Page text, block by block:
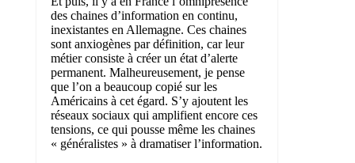
des chaines d’information en continu,
inexistantes en Allemagne. Ces chaines
sont anxiogènes par définition, car leur
métier consiste à créer un état d’alerte
permanent. Malheureusement, je pense
que l’on a beaucoup copié sur les
Américains à cet égard. S’y ajoutent les
réseaux sociaux qui amplifient encore ces
tensions, ce qui pousse même les chaines
« généralistes » à dramatiser l’information.